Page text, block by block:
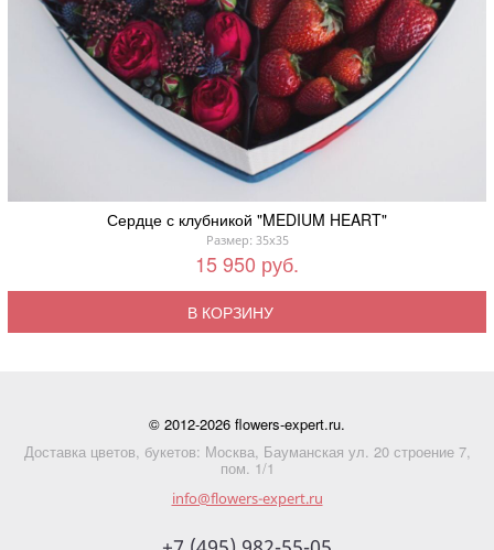
Сердце с клубникой "MEDIUM HEART"
Размер: 35x35
15 950 руб.
В КОРЗИНУ
© 2012-2026 flowers-expert.ru.
Доставка цветов, букетов: Москва, Бауманская ул. 20 строение 7,
пом. 1/1
info@flowers-expert.ru